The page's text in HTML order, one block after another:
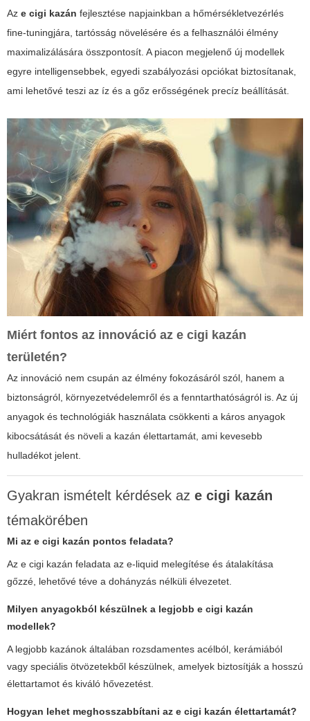
Az e cigi kazán fejlesztése napjainkban a hőmérsékletvezérlés
fine-tuningjára, tartósság növelésére és a felhasználói élmény
maximalizálására összpontosít. A piacon megjelenő új modellek
egyre intelligensebbek, egyedi szabályozási opciókat biztosítanak,
ami lehetővé teszi az íz és a gőz erősségének precíz beállítását.
Miért fontos az innováció az e cigi kazán
területén?
Az innováció nem csupán az élmény fokozásáról szól, hanem a
biztonságról, környezetvédelemről és a fenntarthatóságról is. Az új
anyagok és technológiák használata csökkenti a káros anyagok
kibocsátását és növeli a kazán élettartamát, ami kevesebb
hulladékot jelent.
Gyakran ismételt kérdések az e cigi kazán
témakörében
Mi az e cigi kazán pontos feladata?
Az e cigi kazán feladata az e-liquid melegítése és átalakítása
gőzzé, lehetővé téve a dohányzás nélküli élvezetet.
Milyen anyagokból készülnek a legjobb e cigi kazán
modellek?
A legjobb kazánok általában rozsdamentes acélból, kerámiából
vagy speciális ötvözetekből készülnek, amelyek biztosítják a hosszú
élettartamot és kiváló hővezetést.
Hogyan lehet meghosszabbítani az e cigi kazán élettartamát?